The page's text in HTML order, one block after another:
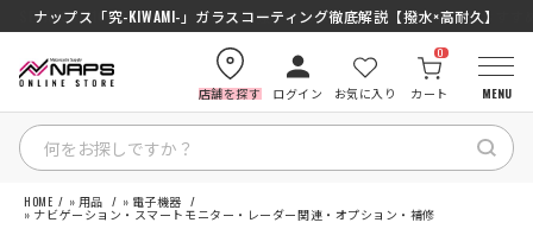
ナップス「究-KIWAMI-」ガラスコーティング徹底解説【撥水×高耐久】
SENA J30/J10を徹底比較｜コスパ最強インカムはどっち？初心者にもおすす
店舗を探す ログイン お気に入り カート
0
MENU
HOME
HOME » 用品 » 電子機器
» ナビゲーション・スマートモニター・レーダー関連・オプション・補修